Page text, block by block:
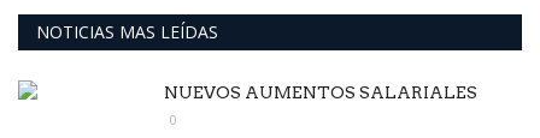
NOTICIAS MAS LEÍDAS
NUEVOS AUMENTOS SALARIALES
0